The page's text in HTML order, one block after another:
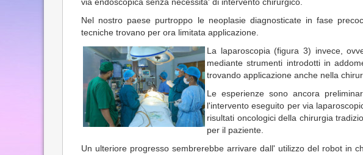
Nel nostro paese purtroppo le neoplasie diagnosticate in fase
tecniche trovano per ora limitata applicazione.
La laparoscopia (figura 3) invece,
mediante strumenti introdotti in
trovando applicazione anche nella
Le esperienze sono ancora
l'intervento eseguito per via
risultati oncologici della chirurgia
per il paziente.
Un ulteriore progresso sembrerebbe arrivare dall' utilizzo del robot in